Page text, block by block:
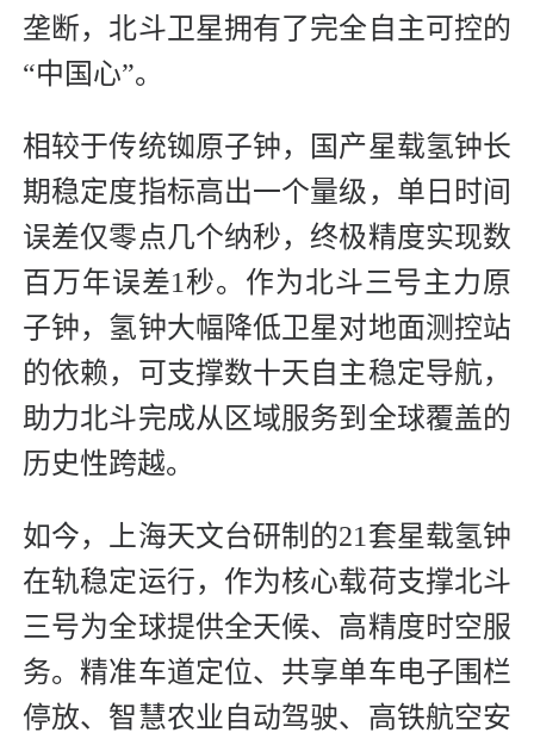
垄断，北斗卫星拥有了完全自主可控的
“中国心”。
相较于传统铷原子钟，国产星载氢钟长
期稳定度指标高出一个量级，单日时间
误差仅零点几个纳秒，终极精度实现数
百万年误差1秒。作为北斗三号主力原
子钟，氢钟大幅降低卫星对地面测控站
的依赖，可支撑数十天自主稳定导航，
助力北斗完成从区域服务到全球覆盖的
历史性跨越。
如今，上海天文台研制的21套星载氢钟
在轨稳定运行，作为核心载荷支撑北斗
三号为全球提供全天候、高精度时空服
务。精准车道定位、共享单车电子围栏
停放、智慧农业自动驾驶、高铁航空安